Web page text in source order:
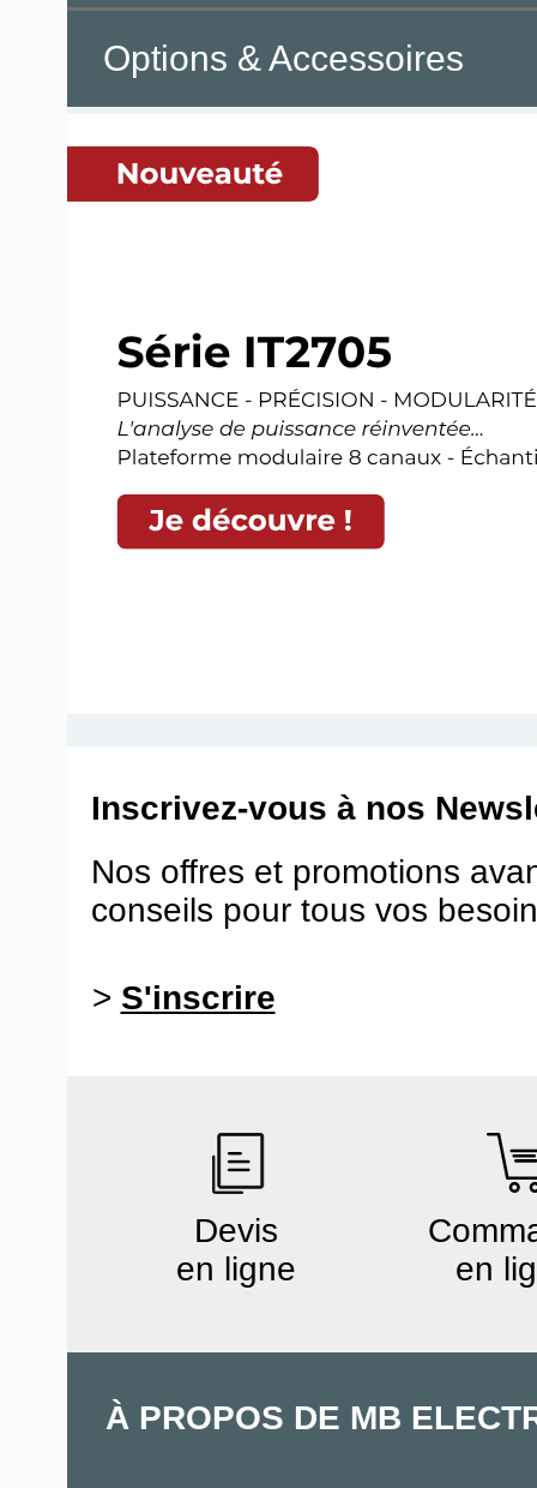
Options & Accessoires
Inscrivez-vous à nos
Nos offres et promotions
conseils pour tous vos
> S'inscrire
Devis
en ligne
en
À PROPOS DE MB